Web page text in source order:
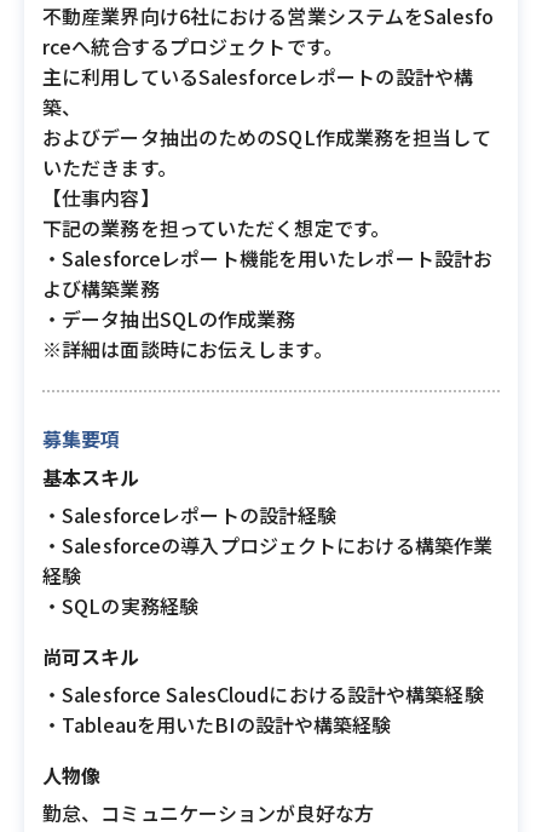
不動産業界向け6社における営業システムをSalesfo
rceへ統合するプロジェクトです。
主に利用しているSalesforceレポートの設計や構
築、
およびデータ抽出のためのSQL作成業務を担当して
いただきます。
【仕事内容】
下記の業務を担っていただく想定です。
・Salesforceレポート機能を用いたレポート設計お
よび構築業務
・データ抽出SQLの作成業務
※詳細は面談時にお伝えします。
募集要項
基本スキル
・Salesforceレポートの設計経験
・Salesforceの導入プロジェクトにおける構築作業
経験
・SQLの実務経験
尚可スキル
・Salesforce SalesCloudにおける設計や構築経験
・Tableauを用いたBIの設計や構築経験
人物像
勤怠、コミュニケーションが良好な方